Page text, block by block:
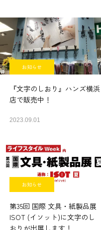
お知らせ
『文字のしおり』ハンズ横浜
店で販売中！
2023.09.01
お知らせ
第35回 国際 文具・紙製品展
ISOT (イソット)に文字のし
おりが出展します！